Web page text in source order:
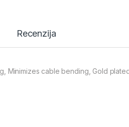
Recenzija
Minimizes cable bending, Gold